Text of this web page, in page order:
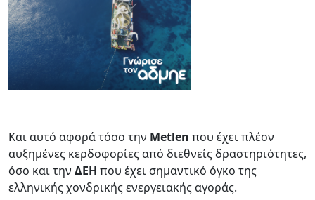
Και αυτό αφορά τόσο την Metlen που έχει πλέον
αυξημένες κερδοφορίες από διεθνείς δραστηριότητες,
όσο και την ΔΕΗ που έχει σημαντικό όγκο της
ελληνικής χονδρικής ενεργειακής αγοράς.